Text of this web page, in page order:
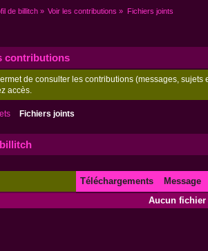
de billitch» Voir les contributions » Fichiers joints
contributions
de consulter les contributions (messages,
accès.
Fichiers joints
Téléchargements
Message
Aucun fichier